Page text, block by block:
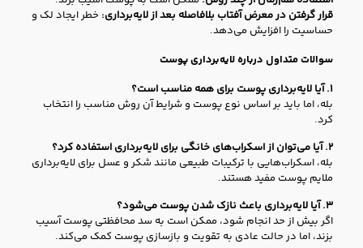
قرار گرفتن در معرض آفتاب بلافاصله بعد از لایه‌برداری: خطر ایجاد لک و
حساسیت را افزایش می‌دهد.
سوالات متداول درباره لایه‌برداری پوست
۱. آیا لایه‌برداری پوست برای همه مناسب است؟
بله، اما باید بر اساس نوع پوست و شرایط آن روش مناسب را انتخاب
کرد.
۲. آیا می‌توان از اسکراب‌های خانگی برای لایه‌برداری استفاده کرد؟
بله، اسکراب‌هایی با ترکیبات طبیعی مانند شکر و عسل برای لایه‌برداری
ملایم پوست مفید هستند.
۳. آیا لایه‌برداری باعث نازک شدن پوست می‌شود؟
اگر بیش از حد انجام شود، ممکن است به سد محافظتی پوست آسیب
بزند، اما در حالت عادی به تقویت و بازسازی پوست کمک می‌کند.